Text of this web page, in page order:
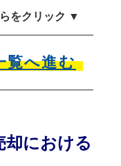
をクリック ▼
覧へ進む
却における